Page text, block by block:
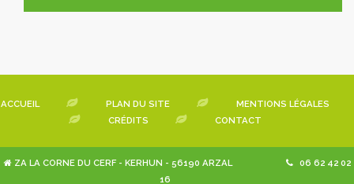
ACCUEIL PLAN DU SITE
MENTIONS LÉGALES
CRÉDITS
CONTACT
ZA LA CORNE DU CERF - KERHUN - 56190 ARZAL
06 62 42 02
16